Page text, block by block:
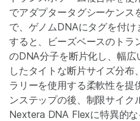
でアダプタータグシーケンス
で、ゲノムDNAにタグを付
すると、ビーズベースのトラ
のDNA分子を断片化し、幅
したタイトな断片サイズ分
ラリーを使用する柔軟性を提
ンステップの後、制限サイク
Nextera DNA Flexに特異的